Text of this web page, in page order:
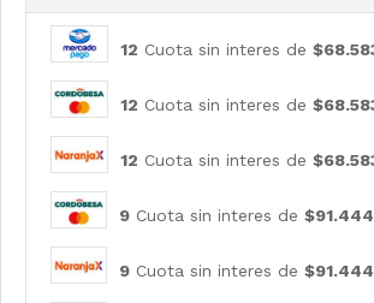
12 Cuota sin interes de
12 Cuota sin interes de
12 Cuota sin interes de
9 Cuota sin interes de$91.444
9 Cuota sin interes de$91.444